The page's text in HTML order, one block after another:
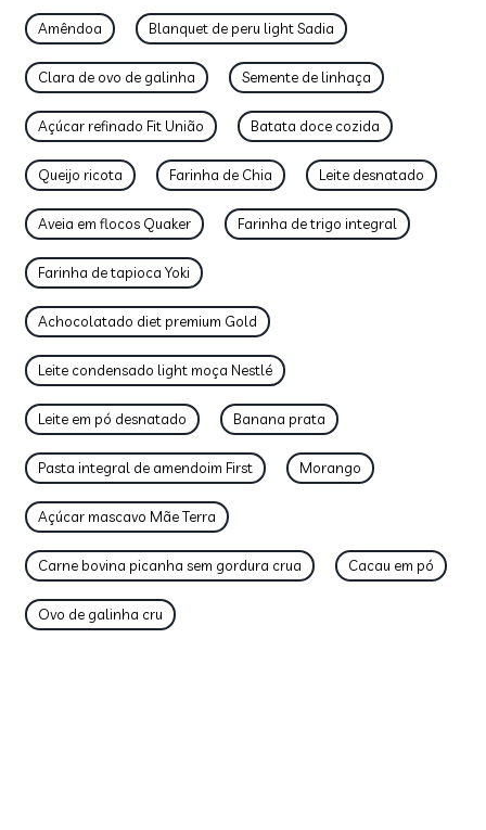
Amêndoa Blanquet de peru light Sadia
Clara de ovo de galinha Semente de linhaça
Açúcar refinado Fit União Batata doce cozida
Queijo ricota Farinha de Chia Leite desnatado
Aveia em flocos Quaker Farinha de trigo integral
Farinha de tapioca Yoki
Achocolatado diet premium Gold
Leite condensado light moça Nestlé
Leite em pó desnatado Banana prata
Pasta integral de amendoim First Morango
Açúcar mascavo Mãe Terra
Carne bovina picanha sem gordura crua Cacau em pó
Ovo de galinha cru